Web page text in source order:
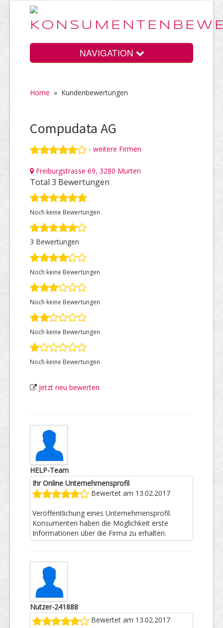
NAVIGATION
Home
Vorteile
Preise
HELP Awards
Top Firmen
Über uns
Home » Kundenbewertungen
Compudata AG
- weitere Firmen
Freiburgstrasse 69, 3280 Murten
Total 3 Bewertungen
Noch keine Bewertungen
3 Bewertungen
Noch keine Bewertungen
Noch keine Bewertungen
Noch keine Bewertungen
Noch keine Bewertungen
Jetzt neu bewerten
HELP-Team
Ihr Online Unternehmensprofil
Bewertet am 13.02.2017
Veröffentlichung eines Unternehmensprofil.
Konsumenten haben die Möglichkeit erste
Informationen über die Firma zu erhalten.
Nutzer-241888
Bewertet am 13.02.2017